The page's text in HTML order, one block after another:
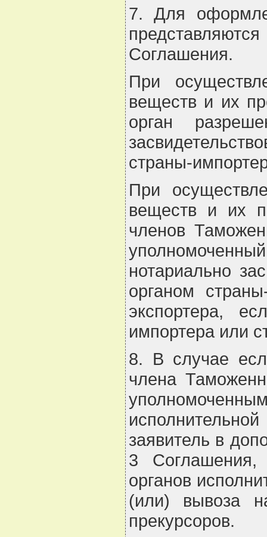
7. Для
Соглашения.
При
веществ и их
орган
страны-
При
веществ и их
членов
нотариально
органом
экспортера,
импортера или
8. В случае
члена
заявитель в
3 Соглашения,
органов
(или) вывоза
прекурсоров.